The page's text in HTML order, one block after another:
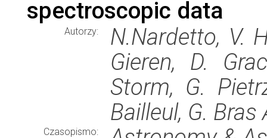
spectroscopic data
Autorzy:
N.Nardetto, V.
Gieren, D.
Storm, G.
Bailleul, G.
Czasopismo: